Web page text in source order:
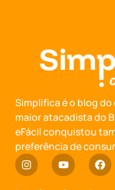
Simplifica é o blog do
maior atacadista do
eFácil conquistou
preferência de